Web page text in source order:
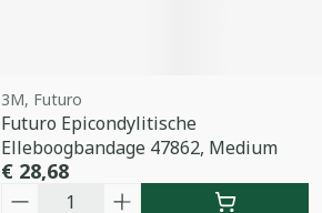
3M, Futuro
Futuro Epicondylitische
Elleboogbandage 47862, Medium
€ 28,68